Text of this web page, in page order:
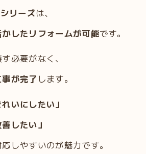
リーズは、
したリフォームが可能です。
必要がなく、
が完了 します。
いにしたい」
したい」
しやすいのが魅力です。